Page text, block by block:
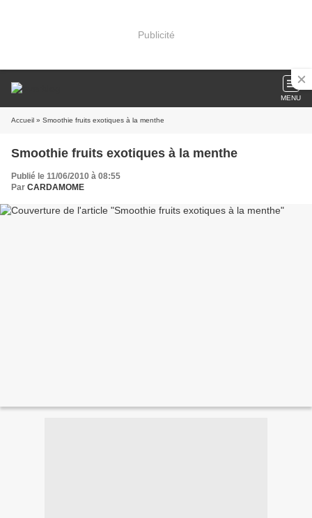
Publicité
MENU
Accueil » Smoothie fruits exotiques à la menthe
Smoothie fruits exotiques à la menthe
Publié le 11/06/2010 à 08:55
Par CARDAMOME